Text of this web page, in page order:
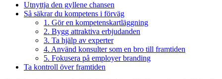
Utnyttja den gyllene chansen
Så säkrar du kompetens i förväg
1. Gör en kompetenskartläggning
2. Bygg attraktiva erbjudanden
3. Ta hjälp av experter
4. Använd konsulter som en bro till framtiden
5. Fokusera på employer branding
Ta kontroll över framtiden